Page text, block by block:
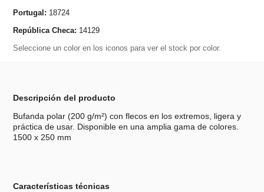
Portugal: 18724
República Checa: 14129
Seleccione un color en los iconos para ver el stock por color.
Descripción del producto
Bufanda polar (200 g/m²) con flecos en los extremos, ligera y
práctica de usar. Disponible en una amplia gama de colores.
1500 x 250 mm
Características técnicas